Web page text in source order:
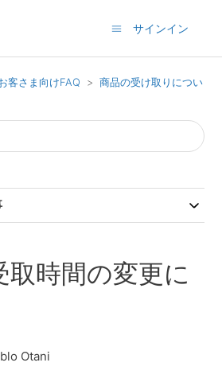
サインイン
客さま向けFAQ
商品の受け取りについ
取時間の変更に
Otani